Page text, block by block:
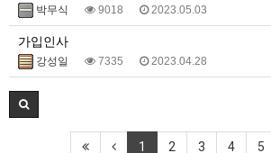
박무식 9018 2023.05.03
가입인사
강성일 7335 2023.04.28
1 2 3 4 5